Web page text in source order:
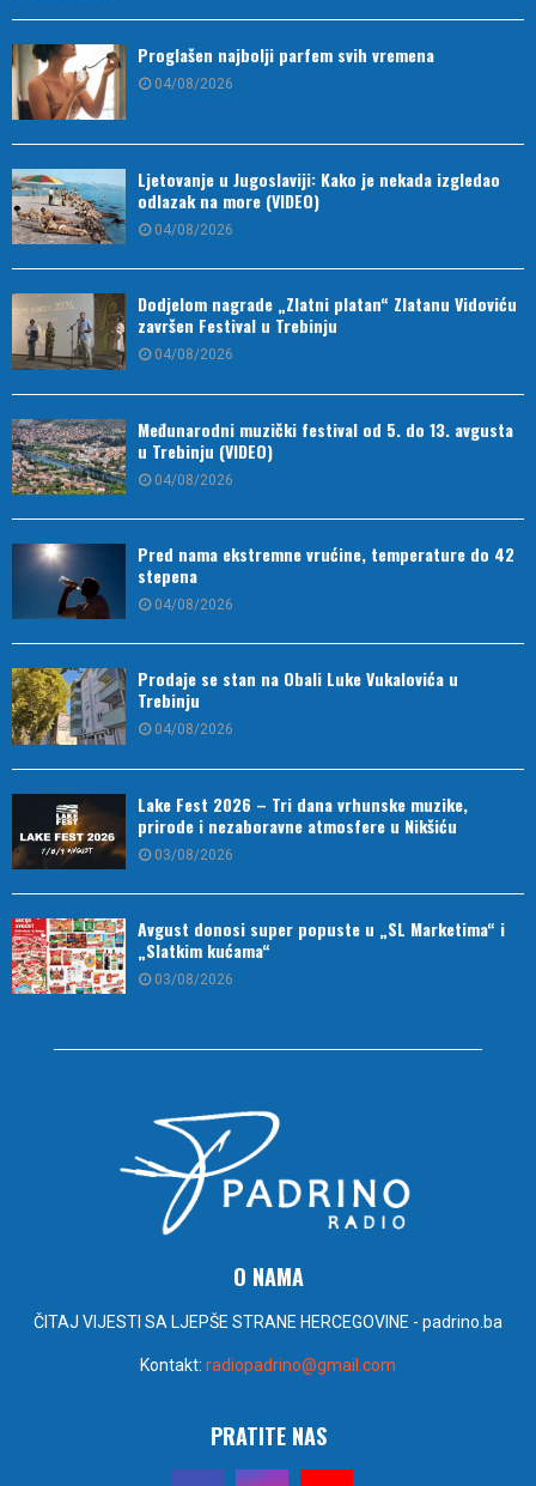
Proglašen najbolji parfem svih vremena
04/08/2026
Ljetovanje u Jugoslaviji: Kako je nekada izgledao
odlazak na more (VIDEO)
04/08/2026
Dodjelom nagrade „Zlatni platan“ Zlatanu Vidoviću
završen Festival u Trebinju
04/08/2026
Međunarodni muzički festival od 5. do 13. avgusta
u Trebinju (VIDEO)
04/08/2026
Pred nama ekstremne vrućine, temperature do 42
stepena
04/08/2026
Prodaje se stan na Obali Luke Vukalovića u
Trebinju
04/08/2026
Lake Fest 2026 – Tri dana vrhunske muzike,
prirode i nezaboravne atmosfere u Nikšiću
03/08/2026
Avgust donosi super popuste u „SL Marketima“ i
„Slatkim kućama“
03/08/2026
O NAMA
ČITAJ VIJESTI SA LJEPŠE STRANE HERCEGOVINE - padrino.ba
Kontakt: radiopadrino@gmail.com
PRATITE NAS